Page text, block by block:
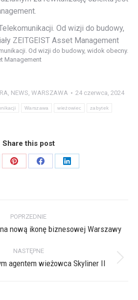
Od wizji do budowy, widok obecny.
Management
NEWS WARSZAWA 24 czerwca, 2024
Warszawa wieżowiec zabytek
Share this post
Share
Share
Share
POPRZEDNIE
Poprzedni
nową ikonę biznesowej Warszawy
NASTĘPNE
Następny
agentem wieżowca Skyliner II